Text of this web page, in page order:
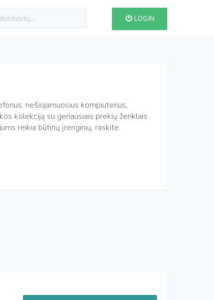
LOGIN
nešiojamuosius kompiuterius,
kolekciją su geriausiais prekių ženklais
reikia būtinų įrenginių, raskite